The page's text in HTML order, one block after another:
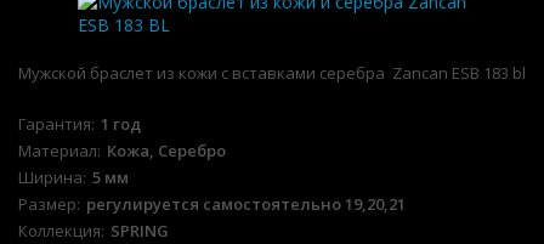
Мужской браслет из кожи с вставками серебра Zancan ESB 183 bl
Гарантия 1 год
Материал Кожа, Серебро
Ширина 5 мм
Размер регулируется самостоятельно 19,20,21
Коллекция SPRING